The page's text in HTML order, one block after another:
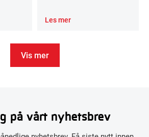
Les mer
Vis mer
på vårt nyhetsbrev